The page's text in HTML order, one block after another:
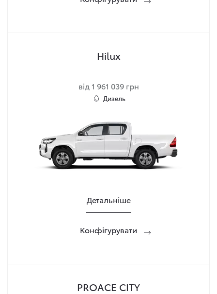
Hilux
від 1 961 039 грн
Дизель
Детальніше
Конфігурувати
PROACE CITY